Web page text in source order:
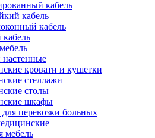
кабель
кабель
кабель
кровати и кушетки
стеллажи
столы
шкафы
перевозки больных
мебель